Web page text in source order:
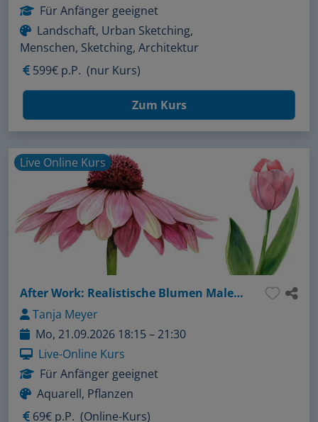
Für Anfänger geeignet
Landschaft, Urban Sketching,
Menschen, Sketching, Architektur
599€ p.P. (nur Kurs)
Zum Kurs
Live Online Kurs
After Work: Realistische Blumen Malen leicht gemacht
Tanja Meyer
Mo, 21.09.2026 18:15 – 21:30
Live-Online Kurs
Für Anfänger geeignet
Aquarell, Pflanzen
69€ p.P. (Online-Kurs)